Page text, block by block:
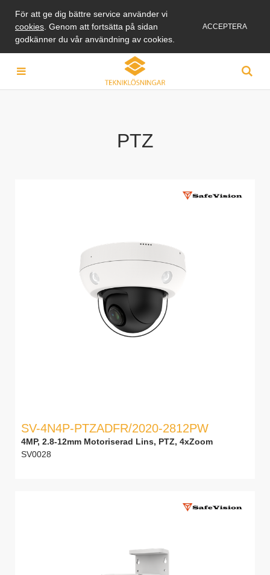
För att ge dig bättre service använder vi
cookies . Genom att fortsätta på sidan
godkänner du vår användning av cookies.
ACCEPTERA
PTZ
SV-4N4P-PTZADFR/2020-2812PW
4MP, 2.8-12mm Motoriserad Lins, PTZ, 4xZoom
SV0028